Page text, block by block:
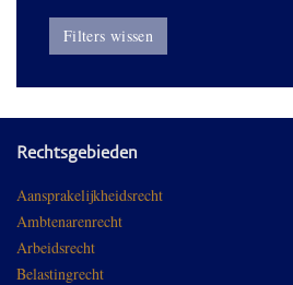
Filters wissen
Rechtsgebieden
Aansprakelijkheidsrecht
Ambtenarenrecht
Arbeidsrecht
Belastingrecht